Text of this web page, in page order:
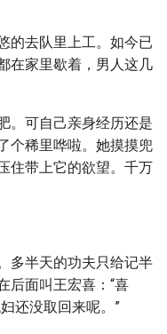
的去队里上工。如今已
在家里歇着，男人这几
。可自己亲身经历还是
个稀里哗啦。她摸摸兜
住带上它的欲望。千万
多半天的功夫只给记半
后面叫王宏喜：“喜
还没取回来呢。”